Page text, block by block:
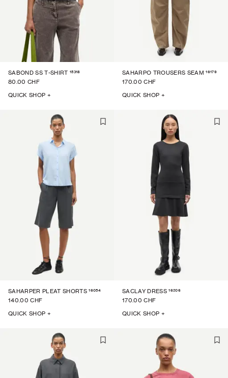
SABOND SS T-SHIRT 15318
80.00 CHF
QUICK SHOP +
SAHARPO TROUSERS SEAM 16179
170.00 CHF
QUICK SHOP +
SAHARPER PLEAT SHORTS 16054
140.00 CHF
QUICK SHOP +
SACLAY DRESS 16206
170.00 CHF
QUICK SHOP +